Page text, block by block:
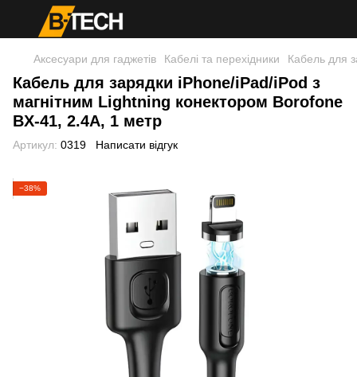
Аксесуари для гаджетів Кабелі та перехідники Кабель для
Кабель для зарядки iPhone/iPad/iPod з
магнітним Lightning конектором Borofone
BX-41, 2.4A, 1 метр
Артикул: 0319 Написати відгук
−38%